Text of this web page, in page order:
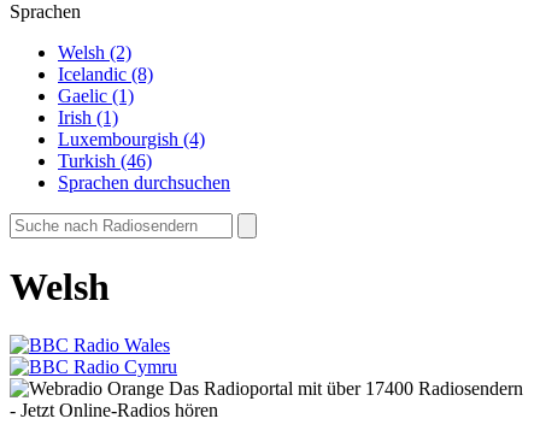
Sprachen
Welsh (2)
Icelandic (8)
Gaelic (1)
Irish (1)
Luxembourgish (4)
Turkish (46)
Sprachen durchsuchen
Welsh
Das Radioportal mit über 17400 Radiosendern
- Jetzt Online-Radios hören